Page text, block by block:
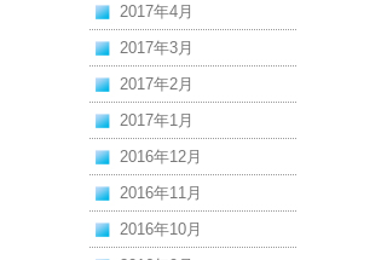
2017年4月
2017年3月
2017年2月
2017年1月
2016年12月
2016年11月
2016年10月